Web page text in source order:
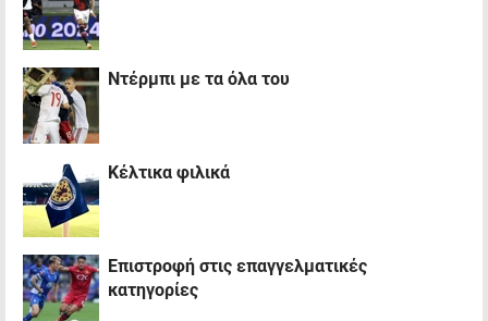
Ντέρμπι με τα όλα του
Κέλτικα φιλικά
Επιστροφή στις επαγγελματικές
κατηγορίες